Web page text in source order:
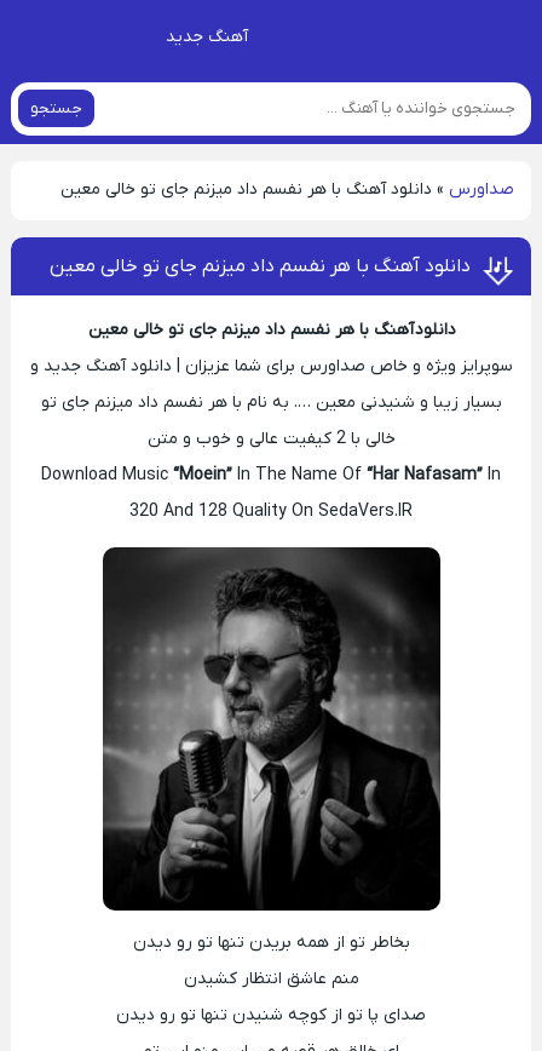
آهنگ جدید
جستجو
صداورس » دانلود آهنگ با هر نفسم داد میزنم جای تو خالی معین
دانلود آهنگ با هر نفسم داد میزنم جای تو خالی معین
دانلود آهنگ با هر نفسم داد میزنم جای تو خالی معین
سوپرایز ویژه و خاص صداورس برای شما عزیزان | دانلود آهنگ جدید و
بسیار زیبا و شنیدنی معین …. به نام با هر نفسم داد میزنم جای تو
خالی با 2 کیفیت عالی و خوب و متن
Download Music “Moein” In The Name Of “Har Nafasam” In
320 And 128 Quality On SedaVers.IR
بخاطر تو از همه بریدن تنها تو رو دیدن
منم عاشق انتظار کشیدن
صدای پا تو از کوچه شنیدن تنها تو رو دیدن